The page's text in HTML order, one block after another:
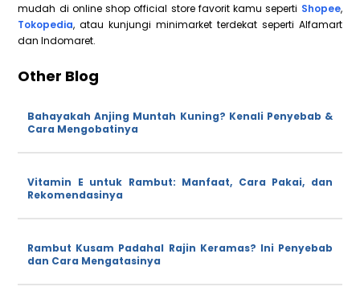
mudah di online shop official store favorit kamu seperti Shopee,
Tokopedia, atau kunjungi minimarket terdekat seperti Alfamart
dan Indomaret.
Other Blog
Bahayakah Anjing Muntah Kuning? Kenali Penyebab &
Cara Mengobatinya
Vitamin E untuk Rambut: Manfaat, Cara Pakai, dan
Rekomendasinya
Rambut Kusam Padahal Rajin Keramas? Ini Penyebab
dan Cara Mengatasinya